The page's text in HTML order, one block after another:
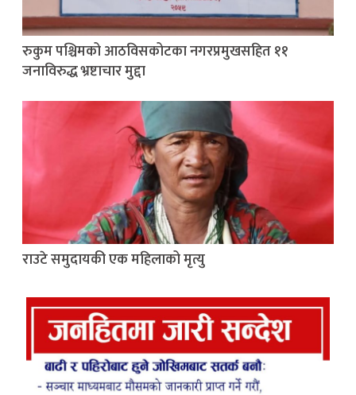
रुकुम पश्चिमको आठविसकोटका नगरप्रमुखसहित ११
जनाविरुद्ध भ्रष्टाचार मुद्दा
राउटे समुदायकी एक महिलाको मृत्यु